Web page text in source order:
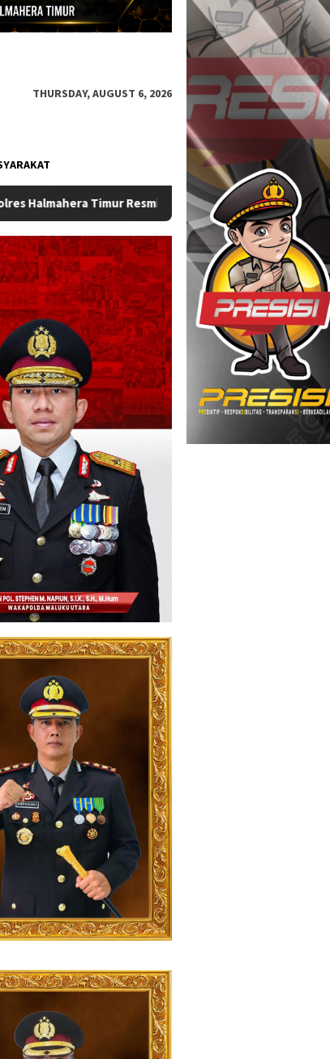
THURSDAY, AUGUST 6, 2026
Sat Samapta Polres Halmahera Timur